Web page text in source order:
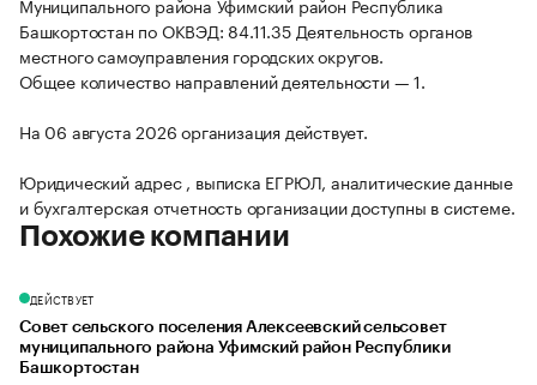
Муниципального района Уфимский район Республика
Башкортостан по ОКВЭД: 84.11.35 Деятельность органов
местного самоуправления городских округов.
Общее количество направлений деятельности — 1.
На 06 августа 2026 организация действует.
Юридический адрес , выписка ЕГРЮЛ, аналитические данные
и бухгалтерская отчетность организации доступны в системе.
Похожие компании
ДЕЙСТВУЕТ
Совет сельского поселения Алексеевский сельсовет
муниципального района Уфимский район Республики
Башкортостан